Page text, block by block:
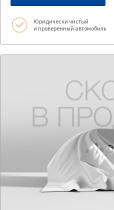
Юридически чистый
и проверенный автомобиль